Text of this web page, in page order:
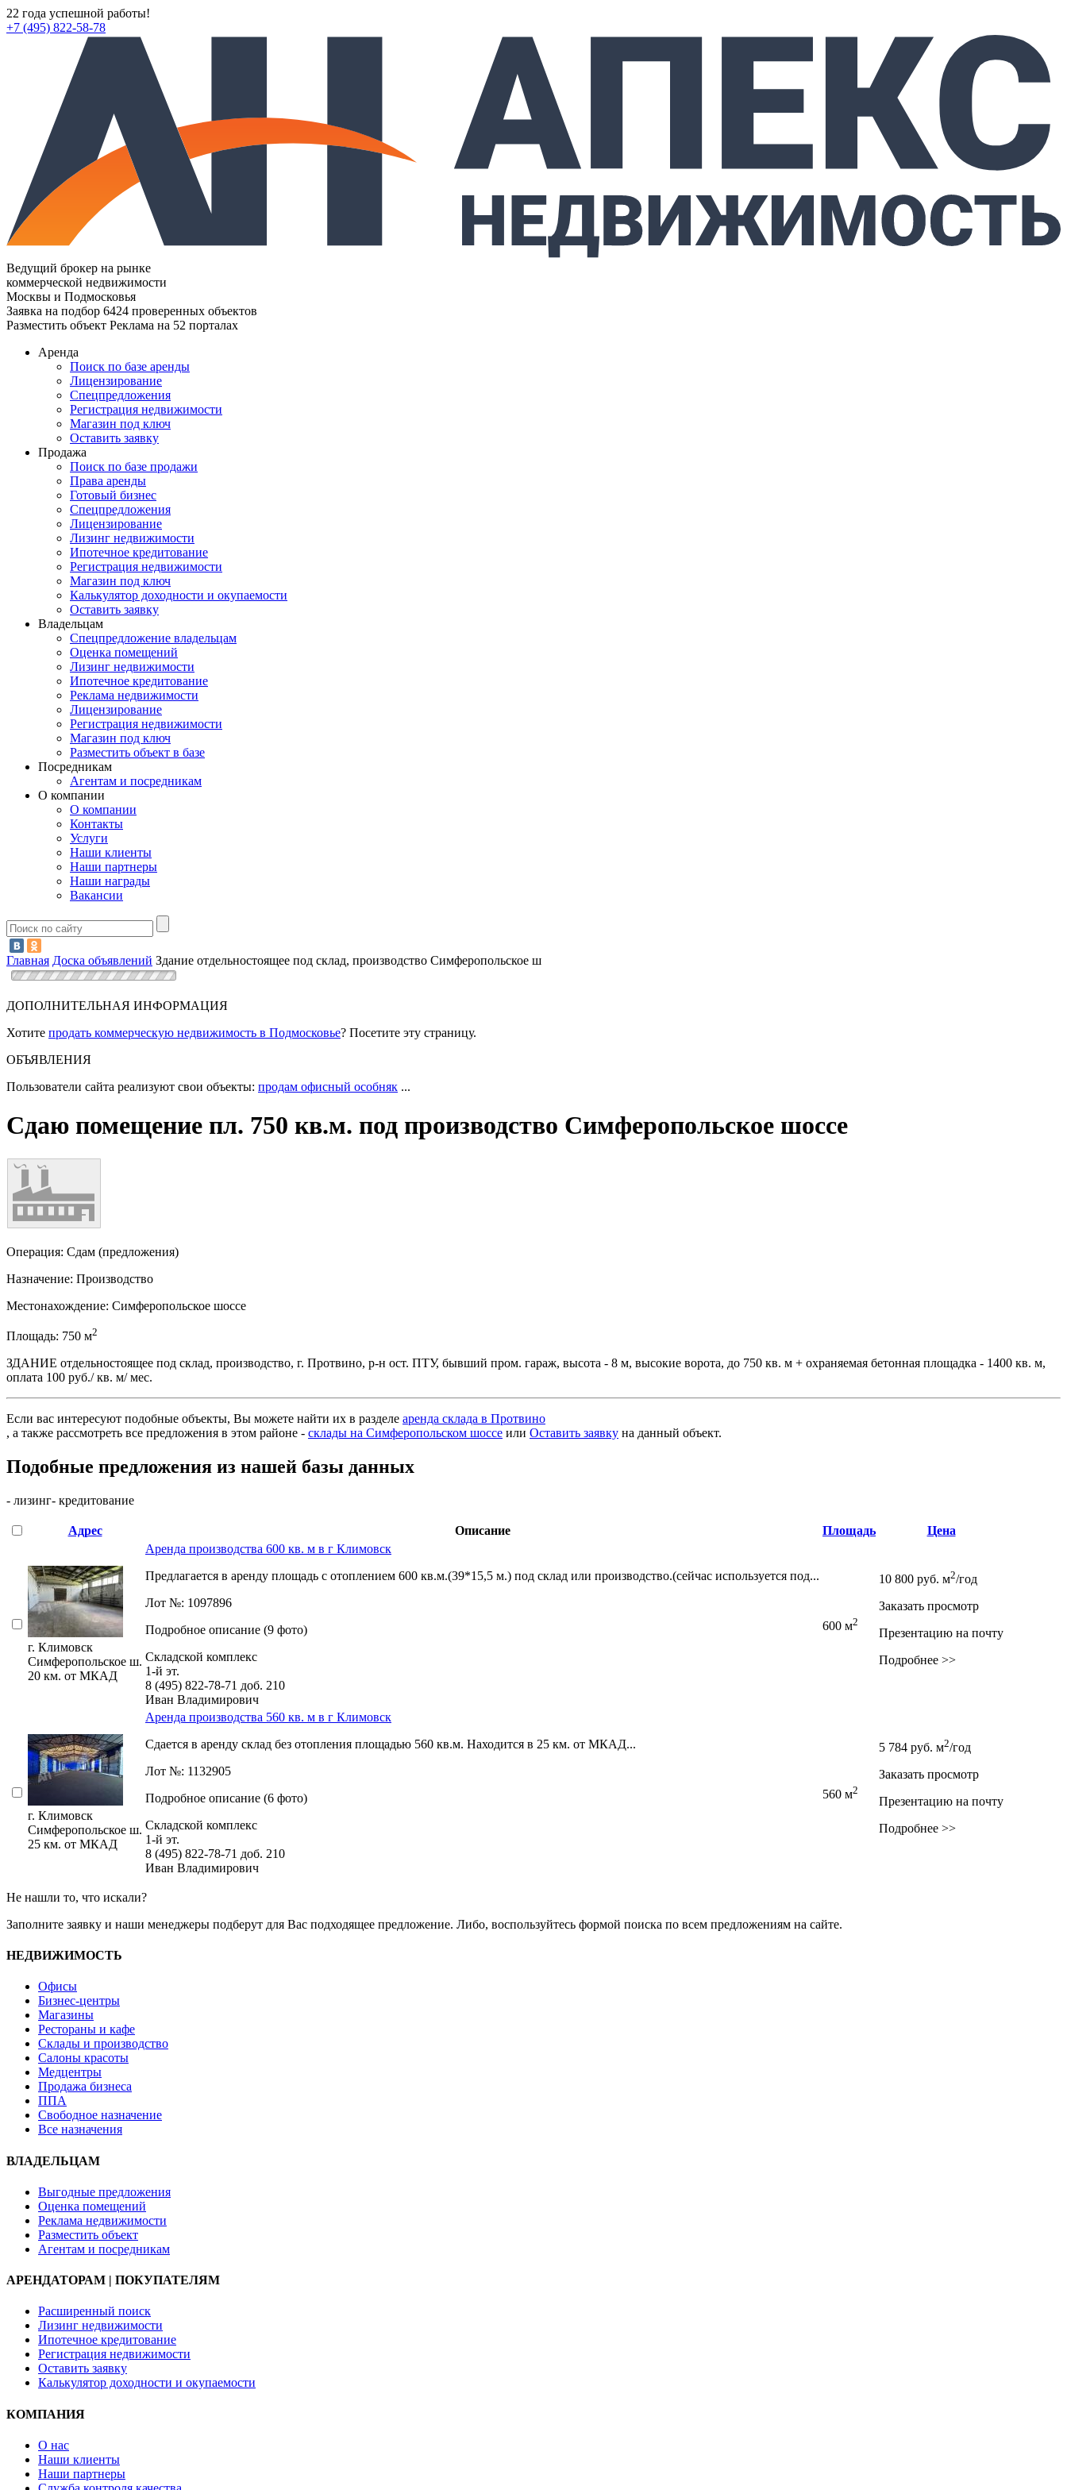
22 года успешной работы!
+7 (495) 822-58-78
Ведущий брокер на рынке
коммерческой недвижимости
Москвы и Подмосковья
Заявка на подбор 6424 проверенных объектов
Разместить объект Реклама на 52 порталах
Аренда
Поиск по базе аренды
Лицензирование
Спецпредложения
Регистрация недвижимости
Магазин под ключ
Оставить заявку
Продажа
Поиск по базе продажи
Права аренды
Готовый бизнес
Спецпредложения
Лицензирование
Лизинг недвижимости
Ипотечное кредитование
Регистрация недвижимости
Магазин под ключ
Калькулятор доходности и окупаемости
Оставить заявку
Владельцам
Спецпредложение владельцам
Оценка помещений
Лизинг недвижимости
Ипотечное кредитование
Реклама недвижимости
Лицензирование
Регистрация недвижимости
Магазин под ключ
Разместить объект в базе
Посредникам
Агентам и посредникам
О компании
О компании
Контакты
Услуги
Наши клиенты
Наши партнеры
Наши награды
Вакансии
Главная Доска объявлений Здание отдельностоящее под склад, производство Симферопольское ш
ДОПОЛНИТЕЛЬНАЯ ИНФОРМАЦИЯ
Хотите продать коммерческую недвижимость в Подмосковье? Посетите эту страницу.
ОБЪЯВЛЕНИЯ
Пользователи сайта реализуют свои объекты: продам офисный особняк ...
Сдаю помещение пл. 750 кв.м. под производство Симферопольское шоссе
Операция: Сдам (предложения)
Назначение: Производство
Местонахождение: Симферопольское шоссе
Площадь: 750 м2
ЗДАНИЕ отдельностоящее под склад, производство, г. Протвино, р-н ост. ПТУ, бывший пром. гараж, высота - 8 м, высокие ворота, до 750 кв. м + охраняемая бетонная площадка - 1400 кв. м,
оплата 100 руб./ кв. м/ мес.
Если вас интересуют подобные объекты, Вы можете найти их в разделе аренда склада в Протвино
, а также рассмотреть все предложения в этом районе - склады на Симферопольском шоссе или Оставить заявку на данный объект.
Подобные предложения из нашей базы данных
- лизинг- кредитование
Адрес Описание Площадь Цена
г. Климовск
Симферопольское ш.
20 км. от МКАД
Аренда производства 600 кв. м в г Климовск
Предлагается в аренду площадь с отоплением 600 кв.м.(39*15,­5 м.) под склад или производство.(сейчас используется под...
Лот №: 1097896
Подробное описание (9 фото)
Складской комплекс
1-й эт.
8 (495) 822-78-71 доб. 210
Иван Владимирович
600 м2
10 800 руб. м2/год
Заказать просмотр
Презентацию на почту
Подробнее >>
г. Климовск
Симферопольское ш.
25 км. от МКАД
Аренда производства 560 кв. м в г Климовск
Сдается в аренду склад без отопления площадью 560 кв.м. Находится в 25 км. от МКАД...
Лот №: 1132905
Подробное описание (6 фото)
Складской комплекс
1-й эт.
8 (495) 822-78-71 доб. 210
Иван Владимирович
560 м2
5 784 руб. м2/год
Заказать просмотр
Презентацию на почту
Подробнее >>
Не нашли то, что искали?
Заполните заявку и наши менеджеры подберут для Вас подходящее предложение. Либо, воспользуйтесь формой поиска по всем предложениям на сайте.
НЕДВИЖИМОСТЬ
Офисы
Бизнес-центры
Магазины
Рестораны и кафе
Склады и производство
Салоны красоты
Медцентры
Продажа бизнеса
ППА
Свободное назначение
Все назначения
ВЛАДЕЛЬЦАМ
Выгодные предложения
Оценка помещений
Реклама недвижимости
Разместить объект
Агентам и посредникам
АРЕНДАТОРАМ | ПОКУПАТЕЛЯМ
Расширенный поиск
Лизинг недвижимости
Ипотечное кредитование
Регистрация недвижимости
Оставить заявку
Калькулятор доходности и окупаемости
КОМПАНИЯ
О нас
Наши клиенты
Наши партнеры